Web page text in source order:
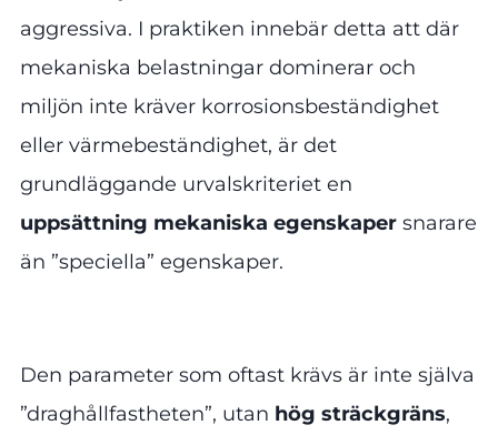
aggressiva. I praktiken innebär detta att där
mekaniska belastningar dominerar och
miljön inte kräver korrosionsbeständighet
eller värmebeständighet, är det
grundläggande urvalskriteriet en
uppsättning mekaniska egenskaper snarare
än ”speciella” egenskaper.
Den parameter som oftast krävs är inte själva
”draghållfastheten”, utan hög sträckgräns,